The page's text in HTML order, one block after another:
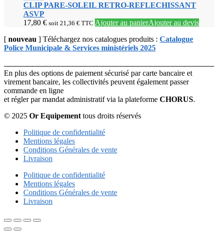
CLIP PARE-SOLEIL RETRO-REFLECHISSANT
ASVP
17,80 € soit 21,36 € TTC Ajouter au panierAjouter au devis
[ nouveau ] Téléchargez nos catalogues produits : Catalogue
Police Municipale & Services ministériels 2025
En plus des options de paiement sécurisé par carte bancaire et
virement bancaire, les collectivités peuvent également passer
commande en ligne
et régler par mandat administratif via la plateforme CHORUS.
© 2025 Or Equipement tous droits réservés
Politique de confidentialité
Mentions légales
Conditions Générales de vente
Livraison
Politique de confidentialité
Mentions légales
Conditions Générales de vente
Livraison